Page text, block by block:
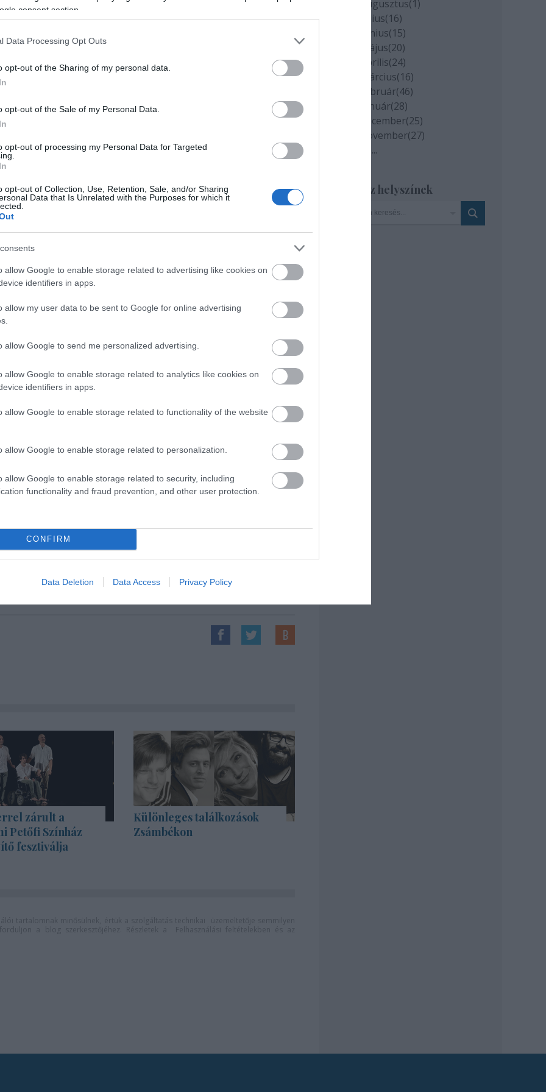
consent section.
Data Processing Opt Outs
opt-out of the Sharing of my personal data.
opt-out of the Sale of my Personal Data.
opt-out of processing my Personal Data for Targeted
opt-out of Collection, Use, Retention, Sale, and/or Sharing
Data that Is Unrelated with the Purposes for which it
allow Google to enable storage related to advertising like cookies on
identifiers in apps.
allow my user data to be sent to Google for online advertising
allow Google to send me personalized advertising.
allow Google to enable storage related to analytics like cookies on
identifiers in apps.
allow Google to enable storage related to functionality of the website
allow Google to enable storage related to personalization.
allow Google to enable storage related to security, including
functionality and fraud prevention, and other user protection.
CONFIRM
Data Deletion Data Access Privacy Policy
Rövidfilm Oscar-díjára (Maestro, 2007). Művészeti DLA és
egyetemi tanár. 1994 és 2010 között a Moholy-Nagy
Tallinnban, az indiai Ahma-dábádban és a Baden-Württem-
tárgyú szakcikk, könyv, könyvfejezet szerzője és
kezdtem tanulni. Kérdezik néha, miért
ok egyértelmű: Veszprém. Nagyon jó iskoláim
a közeg, ahol a család után a leginkább otthonosan
értelmesnek tetsző dolgot lehetett csinálni. Az
tanítás az élethivatásommá vált. Ha a sok nagyszerű
számomra inkább az a kérdés, hogyan
lettem művésztanár és rajzfilmrendező.
főlépcsőjével szemben, tehát a kertmozi és a
A hatalmas, kézzel festett, harsány moziplakátok, a
izgalomban tartottak minket. A napközis tanár
már úgy érezte, hogy eleget készültünk a másnapi
szigorúan mindig csakis a nézőtéri kijáraton
nyílt, Éva néni úgy ítélte meg, hogy nem vét a
is hagytuk el az iskola területét. Minden „Lolka és
rongyosra néztünk, de engem tizedik
film, mint elsőre.
eljött hozzánk, az iskolába egy mindig elegánsan
is, akire azért is felfigyeltem, mert addig más Gézát
mozdulata, ahogy összeszerelte a vetítőt,
Mélyen belém ivódott a vetítő zakatoló hangja, az a
megjelenik a falon, és különösen az az illat, amit a
pornak és a vetítőgép fémborításának keveréke
Forrás: Színház.hu, MTI, vportre.hu, Népszava
zárult a
Petőfi Színház
fesztiválja
Különleges találkozások
Zsámbékon
2020 augusztus(1)
2020 július(16)
2020 június(15)
2020 május(20)
2020 április(24)
2020 március(16)
2020 február(46)
2020 január(28)
2019 december(25)
2019 november(27)
...
Szinház helyszínek